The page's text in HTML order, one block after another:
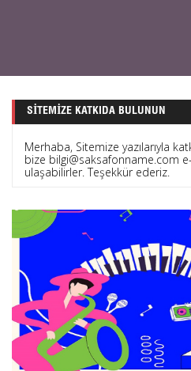
SITEMIZE KATKIDA BULUNUN
Merhaba, Sitemize yazılarıyla
bize bilgi@saksafonname.com
ulaşabilirler. Teşekkür ederiz.